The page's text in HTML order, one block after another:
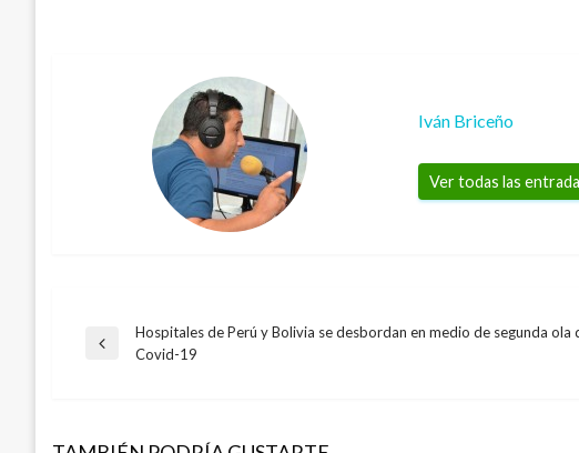
Iván Briceño
Ver todas las
Navegación
Entrada
Hospitales de Perú y Bolivia se desbordan en medio de segunda ola
Covid-19
gracia a los uniformados secuestrados